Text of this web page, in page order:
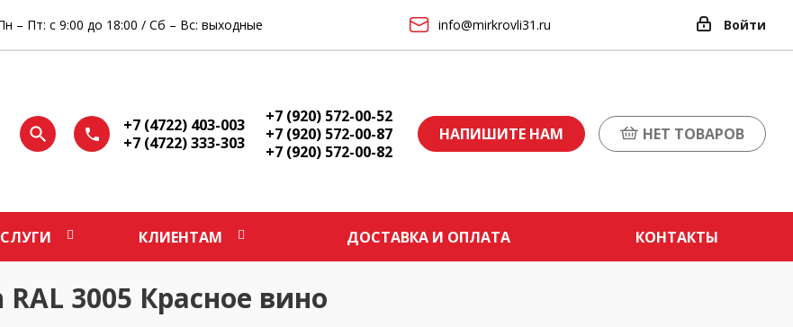
– Пт: с 9:00 до 18:00 / Сб – Вс: выходные info@mirkrovli31.ru Войти
+7 (4722) 403-003
+7 (4722) 333-303
+7 (920) 572-00-52
+7 (920) 572-00-87
+7 (920) 572-00-82
НАПИШИТЕ НАМ НЕТ ТОВАРОВ
КЛИЕНТАМ ДОСТАВКА И ОПЛАТА КОНТАКТЫ
3005 Красное вино